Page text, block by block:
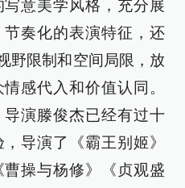
意美学风格，充分展
奏化的表演特征，还
野限制和空间局限，放
感代入和价值认同。
演滕俊杰已经有过十
导演了《霸王别姬》
曹操与杨修》《贞观盛